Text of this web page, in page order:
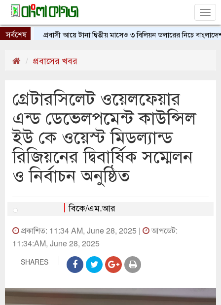
সর্বশেষ প্রবাসী আয়ে টানা দ্বিতীয় মাসেও ৩ বিলিয়ন ডলারের নিচে বাংলাদেশ
প্রবাসের খবর
গ্রেটারসিলেট ওয়েলফেয়ার
এন্ড ডেভেলপমেন্ট কাউন্সিল
ইউ কে ওয়েস্ট মিডল্যান্ড
রিজিয়নের দ্বিবার্ষিক সম্মেলন
ও নির্বাচন অনুষ্ঠিত
বিকে/এম.আর
প্রকাশিত: 11:34 AM, June 28, 2025 |
আপডেট:
11:34:AM, June 28, 2025
SHARES